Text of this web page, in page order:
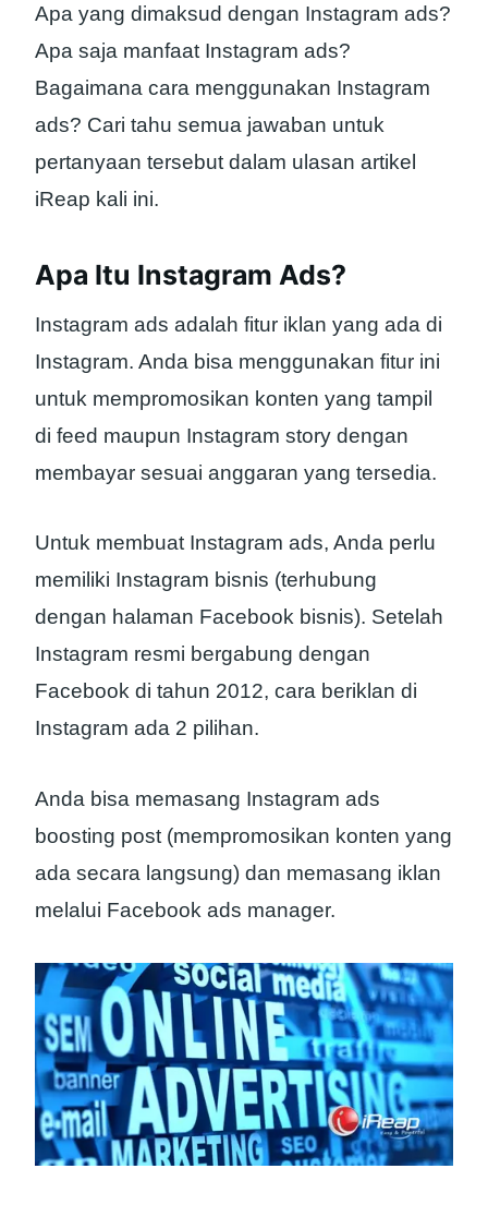
Apa yang dimaksud dengan Instagram ads?
Apa saja manfaat Instagram ads?
Bagaimana cara menggunakan Instagram
ads? Cari tahu semua jawaban untuk
pertanyaan tersebut dalam ulasan artikel
iReap kali ini.
Apa Itu Instagram Ads?
Instagram ads adalah fitur iklan yang ada di
Instagram. Anda bisa menggunakan fitur ini
untuk mempromosikan konten yang tampil
di feed maupun Instagram story dengan
membayar sesuai anggaran yang tersedia.
Untuk membuat Instagram ads, Anda perlu
memiliki Instagram bisnis (terhubung
dengan halaman Facebook bisnis). Setelah
Instagram resmi bergabung dengan
Facebook di tahun 2012, cara beriklan di
Instagram ada 2 pilihan.
Anda bisa memasang Instagram ads
boosting post (mempromosikan konten yang
ada secara langsung) dan memasang iklan
melalui Facebook ads manager.